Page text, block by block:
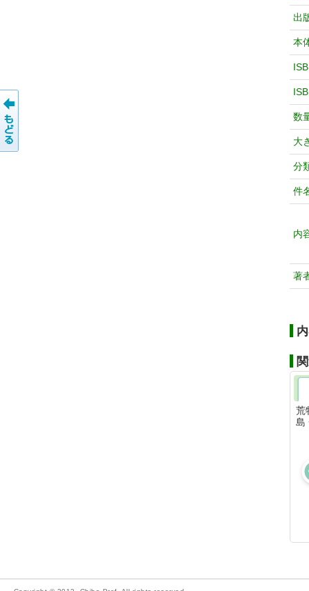
出
本
数
大
分
件
内
著
荒
島